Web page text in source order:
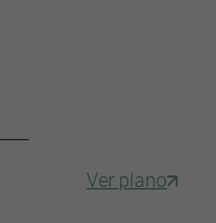
Ver plano